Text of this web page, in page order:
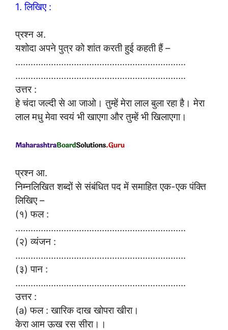
1. लिखिए :
प्रश्न अ.
यशोदा अपने पुत्र को शांत करती हुई कहती हैं –
………………………………………………………….
………………………………………………………….
उत्तर :
हे चंदा जल्दी से आ जाओ। तुम्हें मेरा लाल बुला रहा है। मेरा
लाल मधु मेवा स्वयं भी खाएगा और तुम्हें भी खिलाएगा।
प्रश्न आ.
निम्नलिखित शब्दों से संबंधित पद में समाहित एक-एक पंक्ति
लिखिए –
(१) फल :
………………………………………………………….
(२) व्यंजन :
………………………………………………………….
(३) पान :
………………………………………………………….
उत्तर :
(a) फल : खारिक दाख खोपरा खीरा।
केरा आम ऊख रस सीरा।।